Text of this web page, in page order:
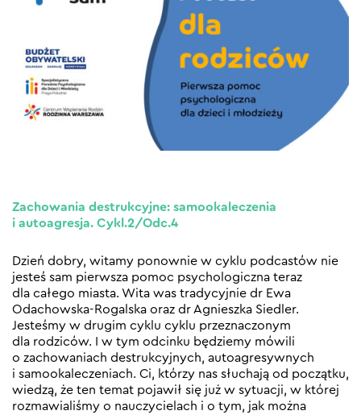
Zachowania destrukcyjne: samookaleczenia
i autoagresja. Cykl.2/Odc.4
Dzień dobry, witamy ponownie w cyklu podcastów nie
jesteś sam pierwsza pomoc psychologiczna teraz
dla całego miasta. Wita was tradycyjnie dr Ewa
Odachowska-Rogalska oraz dr Agnieszka Siedler.
Jesteśmy w drugim cyklu cyklu przeznaczonym
dla rodziców. I w tym odcinku będziemy mówili
o zachowaniach destrukcyjnych, autoagresywnych
i samookaleczeniach. Ci, którzy nas słuchają od początku,
wiedzą, że ten temat pojawił się już w sytuacji, w której
rozmawialiśmy o nauczycielach i o tym, jak można